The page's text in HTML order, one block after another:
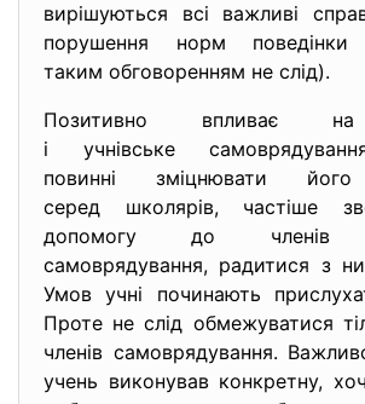
вирішуються всі важливі
порушення норм поведінки
таким обговоренням не слід).
Позитивно впливає на
і учнівське
повинні зміцнювати його
серед школярів, частіше
допомогу до членів
самоврядування, радитися з
Умов учні починають
Проте не слід обмежуватися
членів самоврядування.
учень виконував конкретну,